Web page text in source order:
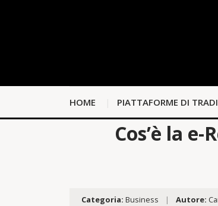
HOME PIATTAFORME DI
Cos’è la
Categoria: Business | Autore: